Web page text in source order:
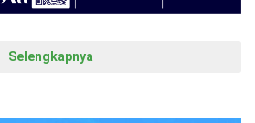
Selengkapnya